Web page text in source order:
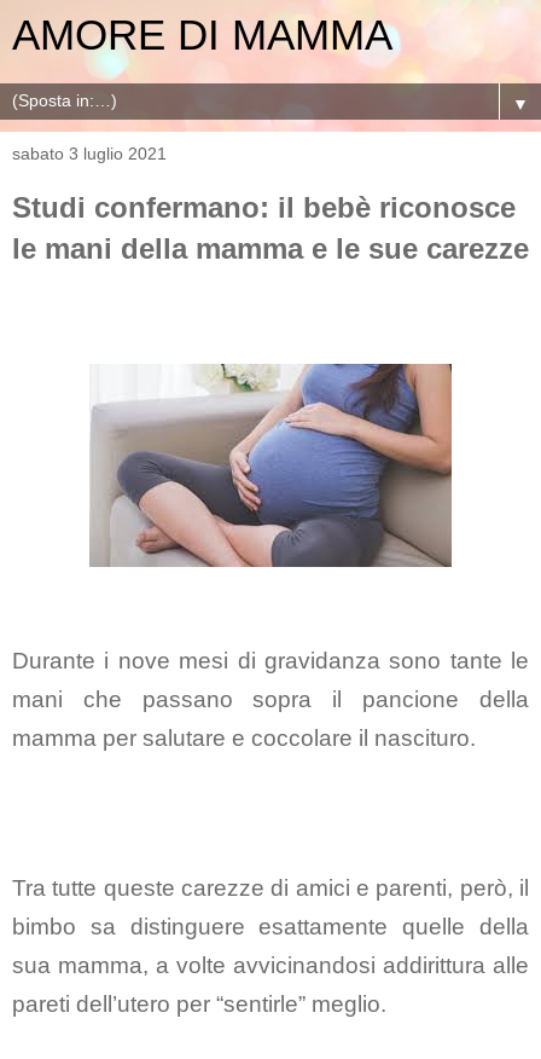
AMORE DI MAMMA
▼
sabato 3 luglio 2021
Studi confermano: il bebè riconosce
le mani della mamma e le sue carezze
Durante i nove mesi di gravidanza sono tante le
mani che passano sopra il pancione della
mamma per salutare e coccolare il nascituro.
Tra tutte queste carezze di amici e parenti, però, il
bimbo sa distinguere esattamente quelle della
sua mamma, a volte avvicinandosi addirittura alle
pareti dell’utero per “sentirle” meglio.